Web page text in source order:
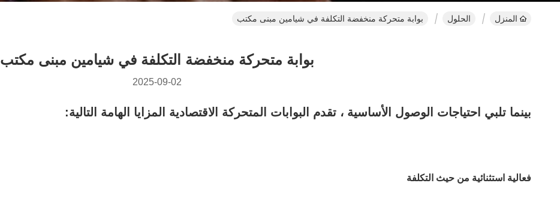
المنزل الحلول بوابة متحركة منخفضة التكلفة في شيامين مبنى مكتب
بوابة متحركة منخفضة التكلفة في شيامين مبنى مكتب
2025-09-02
بينما تلبي احتياجات الوصول الأساسية ، تقدم البوابات المتحركة الاقتصادية المزايا الهامة التالية:
فعالية استثنائية من حيث التكلفة